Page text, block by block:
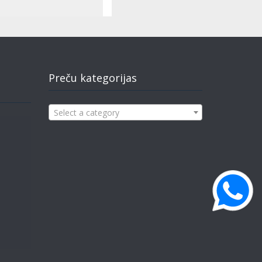
Preču kategorijas
Select a category